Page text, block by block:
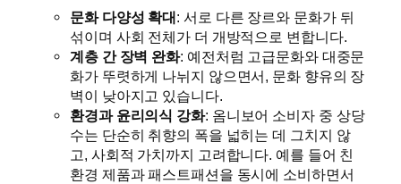
문화 다양성 확대: 서로 다른 장르와 문화가 뒤
섞이며 사회 전체가 더 개방적으로 변합니다.
계층 간 장벽 완화: 예전처럼 고급문화와 대중문
화가 뚜렷하게 나뉘지 않으면서, 문화 향유의 장
벽이 낮아지고 있습니다.
환경과 윤리의식 강화: 옴니보어 소비자 중 상당
수는 단순히 취향의 폭을 넓히는 데 그치지 않
고, 사회적 가치까지 고려합니다. 예를 들어 친
환경 제품과 패스트패션을 동시에 소비하면서